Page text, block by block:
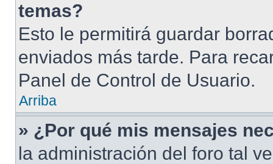
temas?
Esto le permitirá guardar
enviados más tarde. Para
Panel de Control de Usuario.
Arriba
» ¿Por qué mis mensajes
la administración del foro tal